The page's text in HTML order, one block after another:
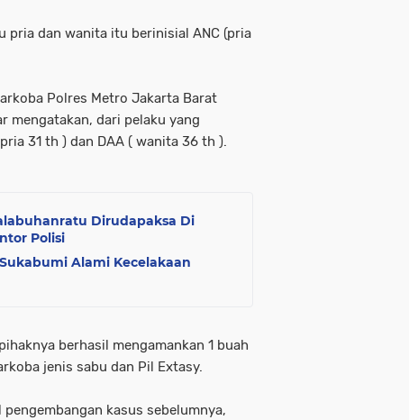
pria dan wanita itu berinisial ANC (pria
Polres Metro Jakarta Barat
mengatakan, dari pelaku yang
31 th ) dan DAA ( wanita 36 th ).
Dirudapaksa Di
Polisi
Alami Kecelakaan
berhasil mengamankan 1 buah
jenis sabu dan Pil Extasy.
kasus sebelumnya,